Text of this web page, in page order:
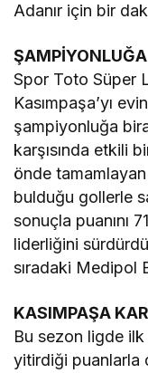
Adanır için bir
Spor Toto Süper
Kasımpaşa’yı
şampiyonluğa
karşısında etkili
önde
bulduğu gollerle
sonuçla puanını
liderliğini
sıradaki Medipol
KASIMPAŞA
Bu sezon ligde ilk
yitirdiği puanlarla